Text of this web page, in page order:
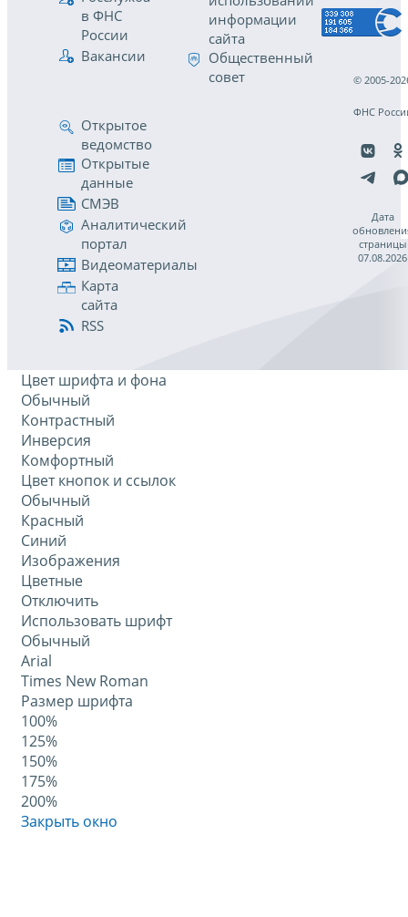
в ФНС
России
Вакансии
информации
сайта
Общественный
совет
Открытое
ведомство
Открытые
данные
СМЭВ
Аналитический
портал
Видеоматериалы
Карта
сайта
RSS
© 2005-
ФНС
Дата
страницы
07.08.2026
Цвет шрифта и фона
Обычный
Контрастный
Инверсия
Комфортный
Цвет кнопок и ссылок
Обычный
Красный
Синий
Изображения
Цветные
Отключить
Использовать шрифт
Обычный
Arial
Times New Roman
Размер шрифта
100%
125%
150%
175%
200%
Закрыть окно